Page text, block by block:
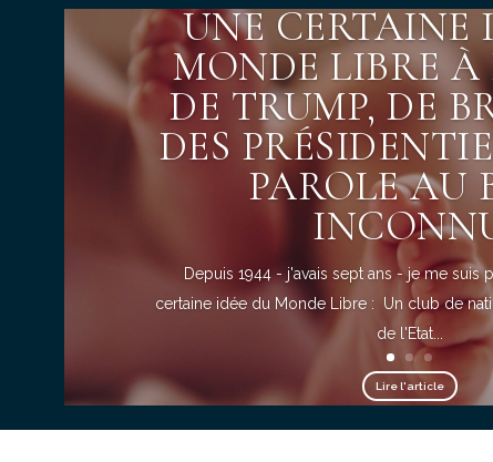
UNE CERTAINE
MONDE LIBRE À
DE TRUMP, DE
DES
PAROLE AU
Depuis 1944 - j'avais sept ans - je me suis
certaine idée du Monde Libre : Un club de
de l'Etat...
Lire l'article